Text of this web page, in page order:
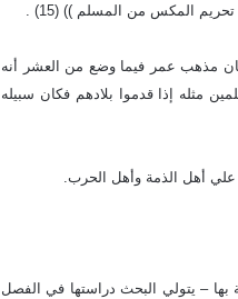
المكس من المسلم )) (15) .
ذلك فيقول : فإذا زاد في الأخذ علي أصل الزكاة فقد أخذها بغير حقها (16)، وكان مذهب عمر فيما وضع من العشر أنه
مثله إذا قدموا بلادهم فكان سبيله
علي أهل الذمة وأهل الحرب.
– يتولي البحث دراستها في الفصل